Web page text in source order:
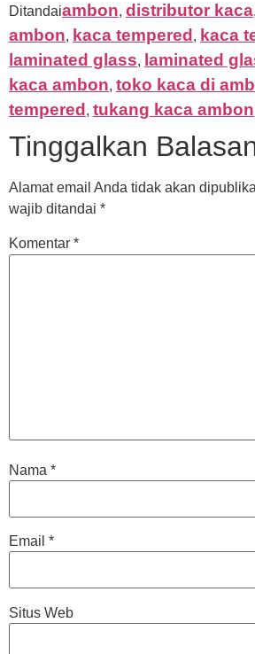
Ditandaiambon, distributor kaca,
ambon, kaca tempered , kaca
laminated glass, laminated
kaca ambon, toko kaca di
tempered , tukang kaca ambon
Tinggalkan
Alamat email Anda tidak akan
wajib ditandai *
Komentar *
Nama *
Email *
Situs Web